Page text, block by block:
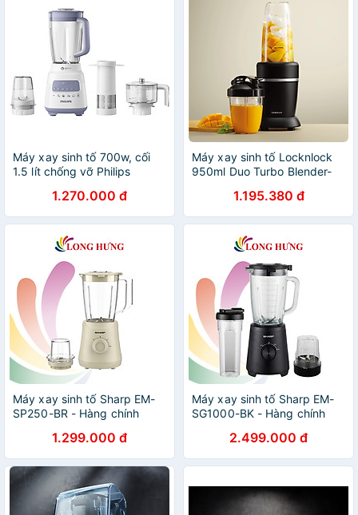
Máy xay sinh tố 700w, cối
1.5 lít chống vỡ Philips
1.270.000 đ
Máy xay sinh tố Locknlock
950ml Duo Turbo Blender-
Hàng chính hãng
1.195.380 đ
Máy xay sinh tố Sharp EM-
SP250-BR - Hàng chính
1.299.000 đ
Máy xay sinh tố Sharp EM-
SG1000-BK - Hàng chính
2.499.000 đ